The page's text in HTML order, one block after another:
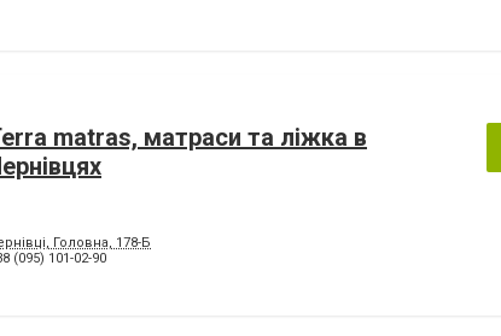
matras, матраси та ліжка в
Головна, 178-Б
(095) 101-02-90